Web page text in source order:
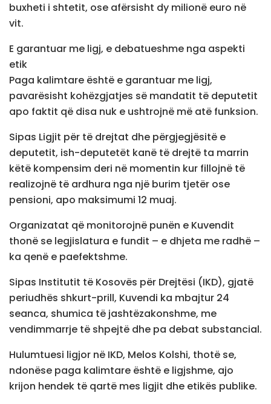
buxheti i shtetit, ose afërsisht dy milionë euro në
vit.
E garantuar me ligj, e debatueshme nga aspekti
etik
Paga kalimtare është e garantuar me ligj,
pavarësisht kohëzgjatjes së mandatit të deputetit
apo faktit që disa nuk e ushtrojnë më atë funksion.
Sipas Ligjit për të drejtat dhe përgjegjësitë e
deputetit, ish-deputetët kanë të drejtë ta marrin
këtë kompensim deri në momentin kur fillojnë të
realizojnë të ardhura nga një burim tjetër ose
pensioni, apo maksimumi 12 muaj.
Organizatat që monitorojnë punën e Kuvendit
thonë se legjislatura e fundit – e dhjeta me radhë –
ka qenë e paefektshme.
Sipas Institutit të Kosovës për Drejtësi (IKD), gjatë
periudhës shkurt-prill, Kuvendi ka mbajtur 24
seanca, shumica të jashtëzakonshme, me
vendimmarrje të shpejtë dhe pa debat substancial.
Hulumtuesi ligjor në IKD, Melos Kolshi, thotë se,
ndonëse paga kalimtare është e ligjshme, ajo
krijon hendek të qartë mes ligjit dhe etikës publike.